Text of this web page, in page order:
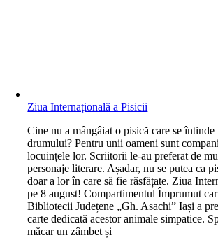
Ziua Internațională a Pisicii
Cine nu a mângâiat o pisică care se
drumului? Pentru unii oameni sunt
locuințele lor. Scriitorii le-au preferat de
personaje literare. Așadar, nu se putea ca
doar a lor în care să fie răsfățate. Ziua
pe 8 august! Compartimentul Împrumut
Bibliotecii Județene „Gh. Asachi” Iași a
carte dedicată acestor animale simpatice.
măcar un zâmbet și